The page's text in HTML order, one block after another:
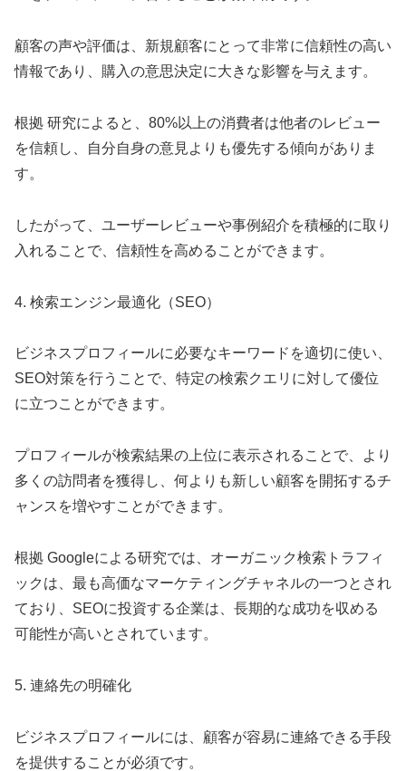
顧客の声や評価は、新規顧客にとって非常に信頼性の高い
情報であり、購入の意思決定に大きな影響を与えます。
根拠 研究によると、80%以上の消費者は他者のレビュー
を信頼し、自分自身の意見よりも優先する傾向がありま
す。
したがって、ユーザーレビューや事例紹介を積極的に取り
入れることで、信頼性を高めることができます。
4. 検索エンジン最適化（SEO）
ビジネスプロフィールに必要なキーワードを適切に使い、
SEO対策を行うことで、特定の検索クエリに対して優位
に立つことができます。
プロフィールが検索結果の上位に表示されることで、より
多くの訪問者を獲得し、何よりも新しい顧客を開拓するチ
ャンスを増やすことができます。
根拠 Googleによる研究では、オーガニック検索トラフィ
ックは、最も高価なマーケティングチャネルの一つとされ
ており、SEOに投資する企業は、長期的な成功を収める
可能性が高いとされています。
5. 連絡先の明確化
ビジネスプロフィールには、顧客が容易に連絡できる手段
を提供することが必須です。